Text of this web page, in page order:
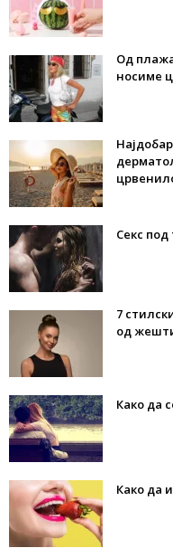
Од
носиме
Секс
7
од
Како да
Како да